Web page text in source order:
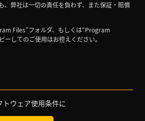
、弊社は一切の責任を負わず、また保証・賠償
Files”フォルダ、もしくは“Program
ーしてのご使用はお控えください。
トウェア使用条件に